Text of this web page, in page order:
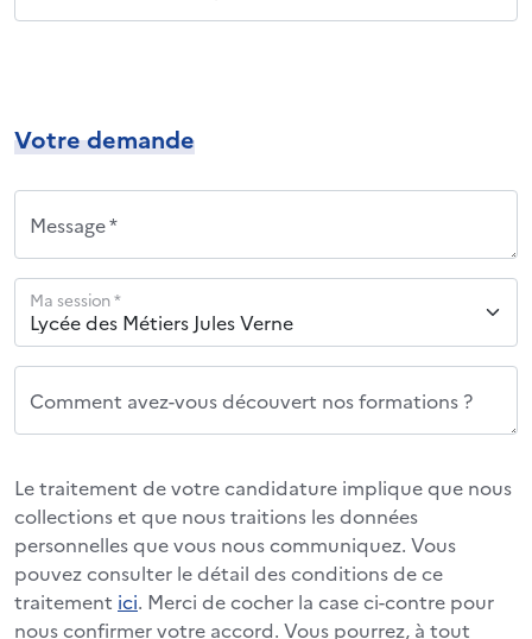
Votre demande
Message *
Ma session *
Comment avez-vous découvert nos formations ?
Le traitement de votre candidature implique que nous
collections et que nous traitions les données
personnelles que vous nous communiquez. Vous
pouvez consulter le détail des conditions de ce
traitement ici. Merci de cocher la case ci-contre pour
nous confirmer votre accord. Vous pourrez, à tout